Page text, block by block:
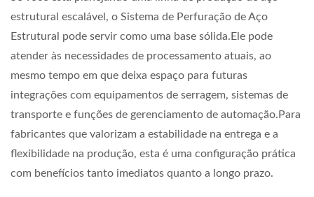
estrutural escalável, o Sistema de Perfuração de Aço
Estrutural pode servir como uma base sólida.Ele pode
atender às necessidades de processamento atuais, ao
mesmo tempo em que deixa espaço para futuras
integrações com equipamentos de serragem, sistemas de
transporte e funções de gerenciamento de automação.Para
fabricantes que valorizam a estabilidade na entrega e a
flexibilidade na produção, esta é uma configuração prática
com benefícios tanto imediatos quanto a longo prazo.